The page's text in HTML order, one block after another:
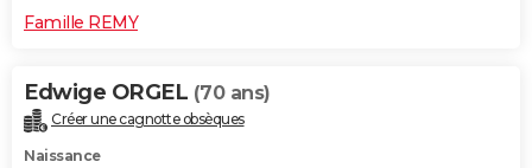
Famille REMY
Edwige ORGEL (70 ans)
Créer une cagnotte obsèques
Naissance